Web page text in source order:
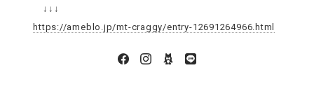
↓↓↓
https://ameblo.jp/mt-craggy/entry-12691264966.html